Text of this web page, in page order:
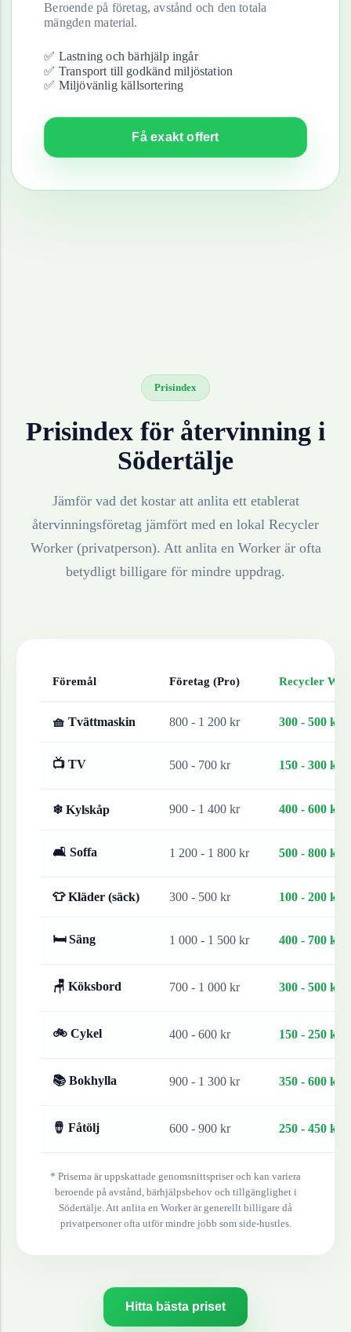
Beroende på företag, avstånd och den totala
mängden material.
✅ Lastning och bärhjälp ingår
✅ Transport till godkänd miljöstation
✅ Miljövänlig källsortering
Få exakt offert
Prisindex
Prisindex för återvinning i
Södertälje
Jämför vad det kostar att anlita ett etablerat
återvinningsföretag jämfört med en lokal Recycler
Worker (privatperson). Att anlita en Worker är ofta
betydligt billigare för mindre uppdrag.
Föremål Företag (Pro) Recycler
🧺 Tvättmaskin 800 - 1 200 kr 300 - 500 kr
📺 TV 500 - 700 kr 150 - 300 kr
❄ Kylskåp 900 - 1 400 kr 400 - 600 kr
🛋 Soffa 1 200 - 1 800 kr 500 - 800 kr
👕 Kläder (säck) 300 - 500 kr 100 - 200 kr
🛏 Säng 1 000 - 1 500 kr 400 - 700 kr
🪑 Köksbord 700 - 1 000 kr 300 - 500 kr
🚲 Cykel 400 - 600 kr 150 - 250 kr
📚 Bokhylla 900 - 1 300 kr 350 - 600 kr
🪘 Fåtölj 600 - 900 kr 250 - 450 kr
* Priserna är uppskattade genomsnittspriser och kan variera
beroende på avstånd, bärhjälpsbehov och tillgänglighet i
Södertälje. Att anlita en Worker är generellt billigare då
privatpersoner ofta utför mindre jobb som side-hustles.
Hitta bästa priset